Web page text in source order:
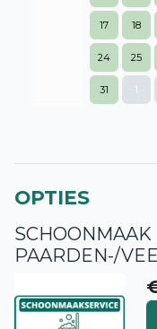
17 18
24 25
31 1
OPTIES
PAARDEN-/